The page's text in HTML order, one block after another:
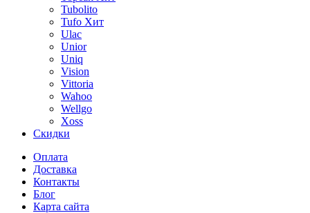
Tubolito
Tufo Хит
Ulac
Unior
Uniq
Vision
Vittoria
Wahoo
Wellgo
Xoss
Скидки
Оплата
Доставка
Контакты
Блог
Карта сайта